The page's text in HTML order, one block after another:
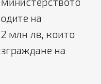
на
млн лв, които
на